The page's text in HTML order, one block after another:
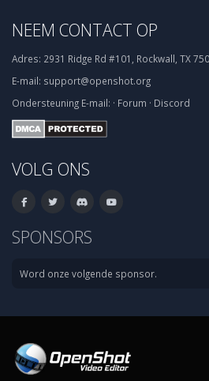
NEEM CONTACT OP
Adres: 2931 Ridge Rd #101, Rockwall, TX
E-mail: support@openshot.org
Ondersteuning E-mail: · Forum · Discord
VOLG ONS
SPONSORS
Word onze volgende sponsor.